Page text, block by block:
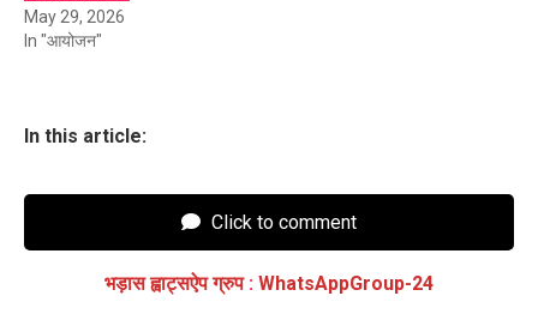
May 29, 2026
In "आयोजन"
In this article:
Click to comment
भड़ास ह्वाट्सऐप ग्रुप : WhatsAppGroup-24